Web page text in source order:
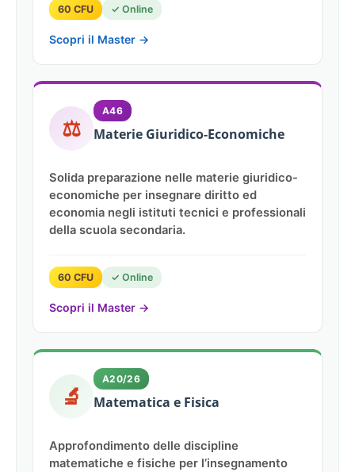
60 CFU ✓ Online
Scopri il Master →
⚖️
A46
Materie Giuridico-Economiche
Solida preparazione nelle materie giuridico-
economiche per insegnare diritto ed
economia negli istituti tecnici e professionali
della scuola secondaria.
60 CFU ✓ Online
Scopri il Master →
🔬
A20/26
Matematica e Fisica
Approfondimento delle discipline
matematiche e fisiche per l’insegnamento